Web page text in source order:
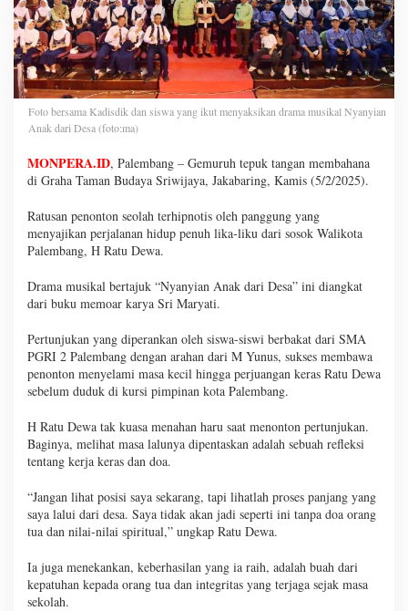
Foto bersama Kadisdik dan siswa yang ikut menyaksikan drama musikal Nyanyian
Anak dari Desa (foto:ma)
MONPERA.ID, Palembang – Gemuruh tepuk tangan membahana
di Graha Taman Budaya Sriwijaya, Jakabaring, Kamis (5/2/2025).
Ratusan penonton seolah terhipnotis oleh panggung yang
menyajikan perjalanan hidup penuh lika-liku dari sosok Walikota
Palembang, H Ratu Dewa.
Drama musikal bertajuk “Nyanyian Anak dari Desa” ini diangkat
dari buku memoar karya Sri Maryati.
Pertunjukan yang diperankan oleh siswa-siswi berbakat dari SMA
PGRI 2 Palembang dengan arahan dari M Yunus, sukses membawa
penonton menyelami masa kecil hingga perjuangan keras Ratu Dewa
sebelum duduk di kursi pimpinan kota Palembang.
H Ratu Dewa tak kuasa menahan haru saat menonton pertunjukan.
Baginya, melihat masa lalunya dipentaskan adalah sebuah refleksi
tentang kerja keras dan doa.
“Jangan lihat posisi saya sekarang, tapi lihatlah proses panjang yang
saya lalui dari desa. Saya tidak akan jadi seperti ini tanpa doa orang
tua dan nilai-nilai spiritual,” ungkap Ratu Dewa.
Ia juga menekankan, keberhasilan yang ia raih, adalah buah dari
kepatuhan kepada orang tua dan integritas yang terjaga sejak masa
sekolah.